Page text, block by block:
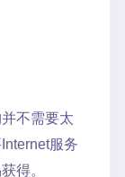
不需要太
服务
得。